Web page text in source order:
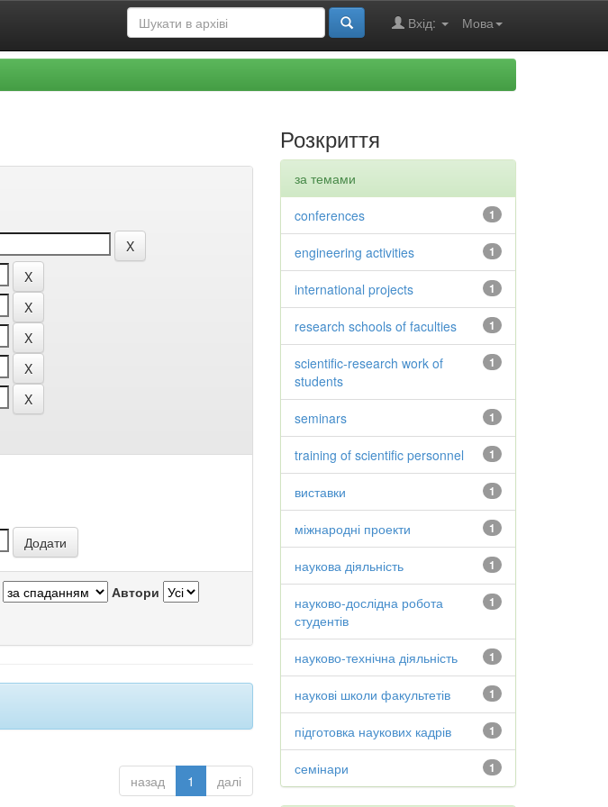
Мова
Вхід:
Автори
назад 1 далі
Розкриття
за темами
1
conferences
1
engineering activities
1
international projects
1
research schools of faculties
1
scientific-research work of
students
1
seminars
1
training of scientific personnel
1
виставки
1
міжнародні проекти
1
наукова діяльність
1
науково-дослідна робота
студентів
1
науково-технічна діяльність
1
наукові школи факультетів
1
підготовка наукових кадрів
1
семінари